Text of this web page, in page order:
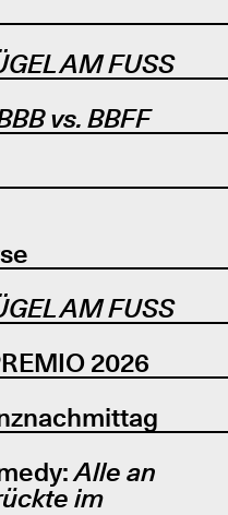
AM FUSS
vs. BBFF
AM FUSS
2026
Alle an
im